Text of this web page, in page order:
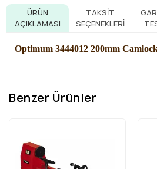
ÜRÜN
AÇIKLAMASI
TAKSIT
SEÇENEKLERI
Optimum 3444012 200mm
Benzer Ürünler